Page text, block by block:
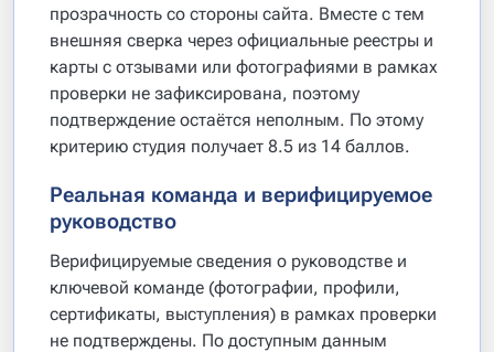
прозрачность со стороны сайта. Вместе с тем
внешняя сверка через официальные реестры и
карты с отзывами или фотографиями в рамках
проверки не зафиксирована, поэтому
подтверждение остаётся неполным. По этому
критерию студия получает 8.5 из 14 баллов.
Реальная команда и верифицируемое
руководство
Верифицируемые сведения о руководстве и
ключевой команде (фотографии, профили,
сертификаты, выступления) в рамках проверки
не подтверждены. По доступным данным